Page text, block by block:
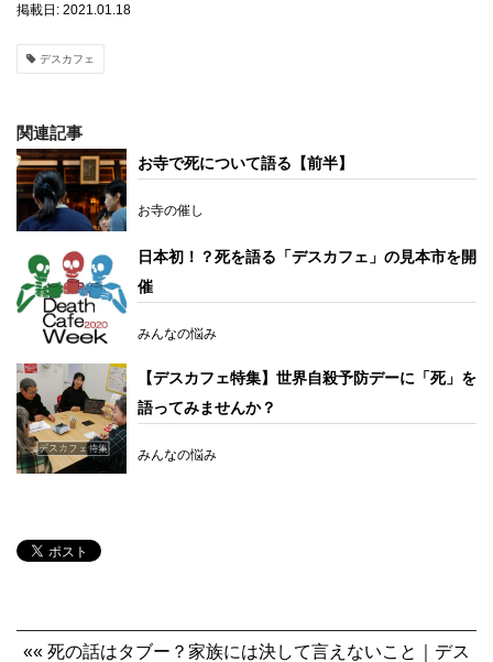
掲載日: 2021.01.18
デスカフェ
関連記事
お寺で死について語る【前半】
お寺の催し
日本初！？死を語る「デスカフェ」の見本市を開
催
みんなの悩み
【デスカフェ特集】世界自殺予防デーに「死」を
語ってみませんか？
みんなの悩み
«« 死の話はタブー？家族には決して言えないこと｜デス